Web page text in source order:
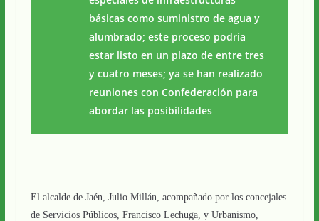
básicas como suministro de agua y
alumbrado; este proceso podría
estar listo en un plazo de entre tres
y cuatro meses; ya se han realizado
reuniones con Confederación para
abordar las posibilidades
El alcalde de Jaén, Julio Millán, acompañado por los concejales
de Servicios Públicos, Francisco Lechuga, y Urbanismo,